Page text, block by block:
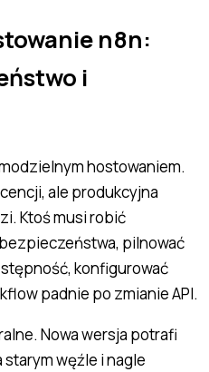
n8n:
i
hostowaniem.
ale produkcyjna
Ktoś musi robić
pilnować
konfigurować
padnie po zmianie API.
Nowa wersja potrafi
węźle i nagle